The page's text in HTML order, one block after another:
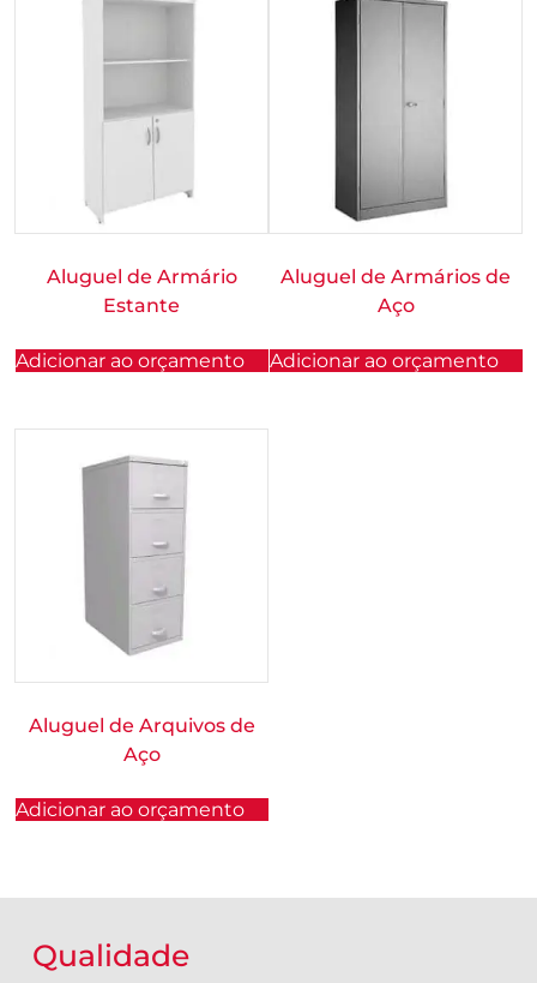
Aluguel de Armário
Estante
Adicionar ao orçamento
Aluguel de Armários de
Aço
Adicionar ao orçamento
Aluguel de Arquivos de
Aço
Adicionar ao orçamento
Qualidade